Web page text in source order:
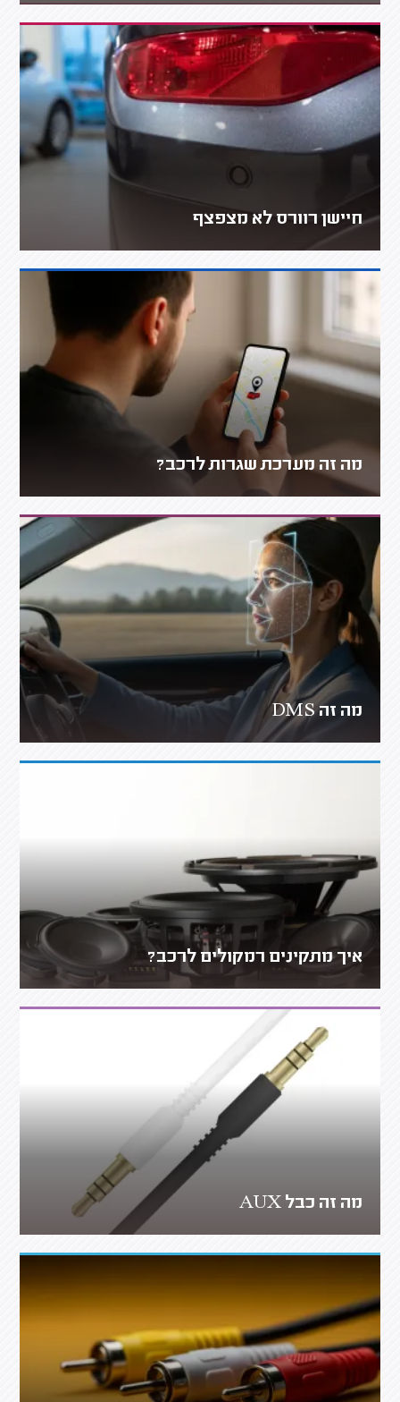
חיישן רוורס לא מצפצף
מה זה מערכת שגרות לרכב?
מה זה DMS
איך מתקינים רמקולים לרכב?
מה זה כבל AUX